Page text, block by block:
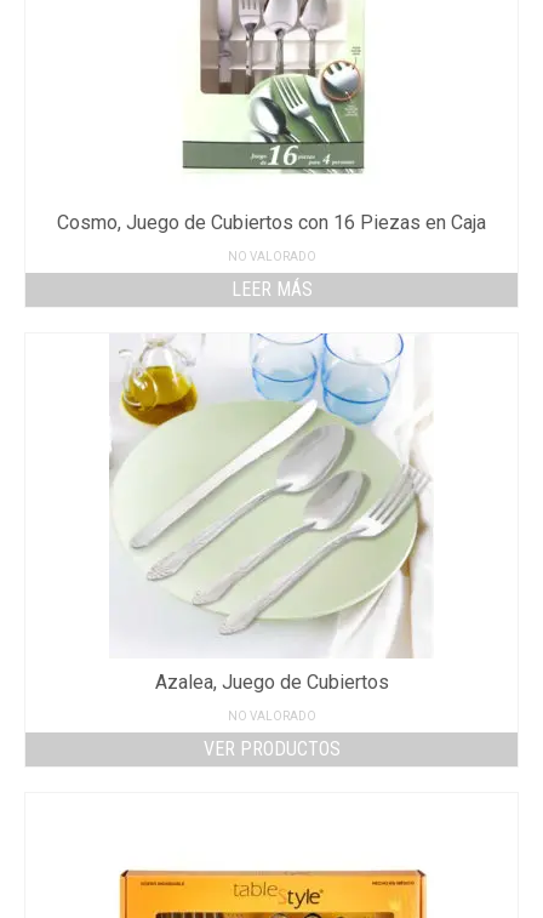
Cosmo, Juego de Cubiertos con 16 Piezas en Caja
NO VALORADO
LEER MÁS
Azalea, Juego de Cubiertos
NO VALORADO
VER PRODUCTOS